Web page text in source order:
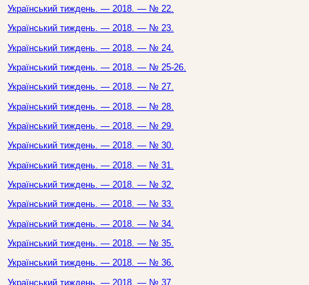
Український тиждень. — 2018. — № 22.
Український тиждень. — 2018. — № 23.
Український тиждень. — 2018. — № 24.
Український тиждень. — 2018. — № 25-26.
Український тиждень. — 2018. — № 27.
Український тиждень. — 2018. — № 28.
Український тиждень. — 2018. — № 29.
Український тиждень. — 2018. — № 30.
Український тиждень. — 2018. — № 31.
Український тиждень. — 2018. — № 32.
Український тиждень. — 2018. — № 33.
Український тиждень. — 2018. — № 34.
Український тиждень. — 2018. — № 35.
Український тиждень. — 2018. — № 36.
Український тиждень. — 2018. — № 37.